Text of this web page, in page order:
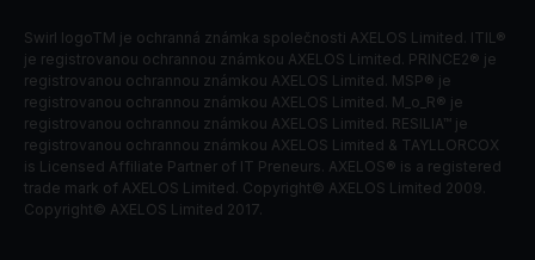
Swirl logoTM je ochranná známka společnosti AXELOS Limited. ITIL®
je registrovanou ochrannou známkou AXELOS Limited. PRINCE2® je
registrovanou ochrannou známkou AXELOS Limited. MSP® je
registrovanou ochrannou známkou AXELOS Limited. M_o_R® je
registrovanou ochrannou známkou AXELOS Limited. RESILIA™ je
registrovanou ochrannou známkou AXELOS Limited & TAYLLORCOX
is Licensed Affiliate Partner of IT Preneurs. AXELOS® is a registered
trade mark of AXELOS Limited. Copyright© AXELOS Limited 2009.
Copyright© AXELOS Limited 2017.